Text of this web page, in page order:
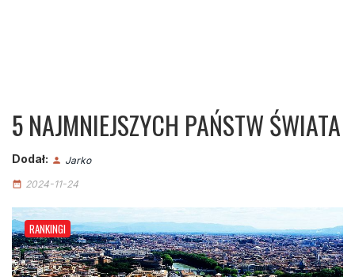
5 NAJMNIEJSZYCH PAŃSTW ŚWIATA
Dodał: person Jarko
date_range 2024-11-24
RANKINGI